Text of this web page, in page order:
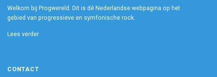
Welkom bij Progwereld. Dit is dé Nederlandse webpagina op het
gebied van progressieve en symfonische rock.
Lees verder
CONTACT